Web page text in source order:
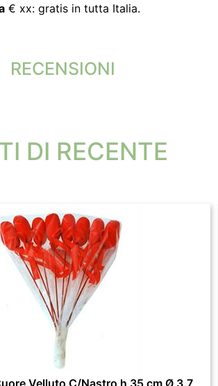
€ xx: gratis in tutta Italia.
RECENSIONI
DI RECENTE